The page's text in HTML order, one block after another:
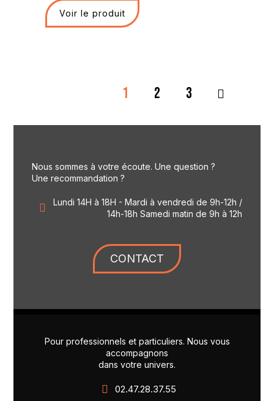
Voir le produit
1 2 3
Nous sommes à votre écoute. Une question ?
Une recommandation ?
Lundi 14H à 18H - Mardi à vendredi de 9h-12h /
14h-18h Samedi matin de 9h à 12h
CONTACT
Pour professionnels et particuliers. Nous vous
accompagnons
dans votre univers.
02.47.28.37.55